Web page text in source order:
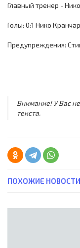
Главный тренер -
Голы: 0:1 Нико
Предупреждения:
Внимание! У Вас
текста.
ПОХОЖИЕ НОВОСТИ